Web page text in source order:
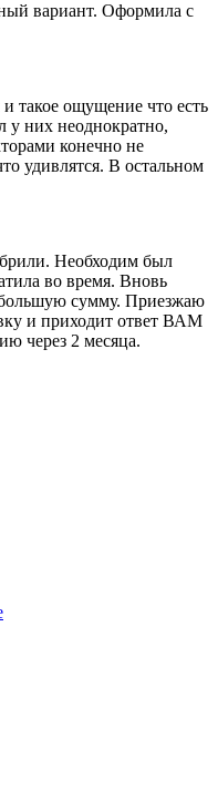
вариант. Оформила с
такое ощущение что есть
у них неоднократно,
конечно не
удивлятся. В остальном
Необходим был
во время. Вновь
сумму. Приезжаю
и приходит ответ ВАМ
через 2 месяца.